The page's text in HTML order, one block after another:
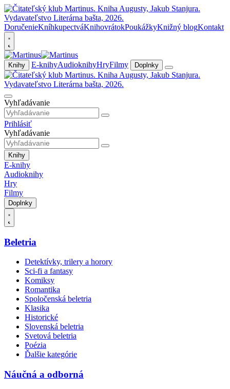
DoručenieKníhkupectváKnihovrátokPoukážkyKnižný blogKontakt
Knihy E-knihyAudioknihyHryFilmy Doplnky
Vyhľadávanie
Prihlásiť
Vyhľadávanie
Knihy
E-knihy
Audioknihy
Hry
Filmy
Doplnky
Beletria
Detektívky, trilery a horory
Sci-fi a fantasy
Komiksy
Romantika
Spoločenská beletria
Klasika
Historické
Slovenská beletria
Svetová beletria
Poézia
Ďalšie kategórie
Náučná a odborná